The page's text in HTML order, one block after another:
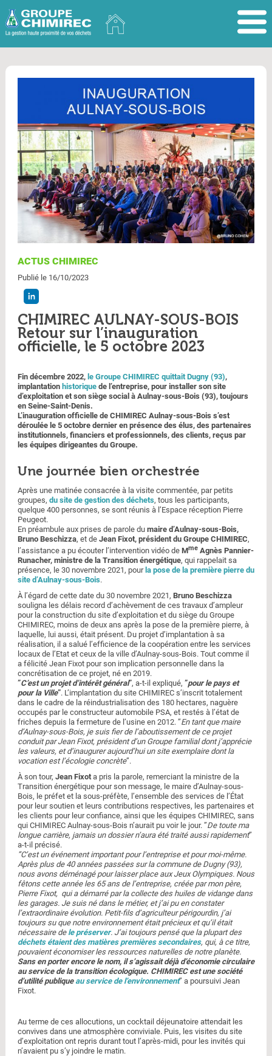
ACTUS CHIMIREC
Publié le 16/10/2023
CHIMIREC AULNAY-SOUS-BOIS
Retour sur l’inauguration
officielle, le 5 octobre 2023
Fin décembre 2022, le Groupe CHIMIREC quittait Dugny (93),
implantation historiquede l’entreprise, pour installer son site
d’exploitation et son siège social à Aulnay-sous-Bois (93), toujours
en Seine-Saint-Denis.
L’inauguration officielle de CHIMIREC Aulnay-sous-Bois s’est
déroulée le 5 octobre dernier en présence des élus, des partenaires
institutionnels, financiers et professionnels, des clients, reçus par
les équipes dirigeantes du Groupe.
Une journée bien orchestrée
Après une matinée consacrée à la visite commentée, par petits
groupes, du site de gestion des déchets, tous les participants,
quelque 400 personnes, se sont réunis à l’Espace réception Pierre
Peugeot.
En préambule aux prises de parole du maire d’Aulnay-sous-Bois,
Bruno Beschizza, et de Jean Fixot, président du Groupe CHIMIREC,
l’assistance a pu écouter l’intervention vidéo de MmeAgnès Pannier-
Runacher, ministre de la Transition énergétique, qui rappelait sa
présence, le 30 novembre 2021, pour la pose de la première pierre du
site d’Aulnay-sous-Bois.
À l’égard de cette date du 30 novembre 2021, Bruno Beschizza
souligna les délais record d’achèvement de ces travaux d’ampleur
pour la construction du site d’exploitation et du siège du Groupe
CHIMIREC, moins de deux ans après la pose de la première pierre, à
laquelle, lui aussi, était présent. Du projet d’implantation à sa
réalisation, il a salué l’efficience de la coopération entre les services
locaux de l’Etat et ceux de la ville d’Aulnay-sous-Bois. Tout comme il
a félicité Jean Fixot pour son implication personnelle dans la
concrétisation de ce projet, né en 2019.
”C’est un projet d’intérêt général”, a-t-il expliqué, ”pour le pays et
pour la Ville”. L’implantation du site CHIMIREC s’inscrit totalement
dans le cadre de la réindustrialisation des 180 hectares, naguère
occupés par le constructeur automobile PSA, et restés à l’état de
friches depuis la fermeture de l’usine en 2012. ”En tant que maire
d’Aulnay-sous-Bois, je suis fier de l’aboutissement de ce projet
conduit par Jean Fixot, président d’un Groupe familial dont j’apprécie
les valeurs, et d’inaugurer aujourd’hui un site exemplaire dont la
vocation est l’écologie concrète”.
À son tour, Jean Fixota pris la parole, remerciant la ministre de la
Transition énergétique pour son message, le maire d’Aulnay-sous-
Bois, le préfet et la sous-préfète, l’ensemble des services de l’État
pour leur soutien et leurs contributions respectives, les partenaires et
les clients pour leur confiance, ainsi que les équipes CHIMIREC, sans
qui CHIMIREC Aulnay-sous-Bois n’aurait pu voir le jour. ”De toute ma
longue carrière, jamais un dossier n’aura été traité aussi rapidement”
a-t-il précisé.
”C’est un événement important pour l’entreprise et pour moi-même.
Après plus de 40 années passées sur la commune de Dugny (93),
nous avons déménagé pour laisser place aux Jeux Olympiques. Nous
fêtons cette année les 65 ans de l’entreprise, créée par mon père,
Pierre Fixot, qui a démarré par la collecte des huiles de vidange dans
les garages. Je suis né dans le métier, et j’ai pu en constater
l’extraordinaire évolution. Petit-fils d’agriculteur périgourdin, j’ai
toujours su que notre environnement était précieux et qu’il était
nécessaire de le préserver. J’ai toujours pensé que la plupart des
déchets étaient des matières premières secondaires, qui, à ce titre,
pouvaient économiser les ressources naturelles de notre planète.
Sans en porter encore le nom, il s’agissait déjà d’économie circulaire
au service de la transition écologique. CHIMIREC est une société
d’utilité publique au service de l’environnement” a poursuivi Jean
Fixot.
Au terme de ces allocutions, un cocktail déjeunatoire attendait les
convives dans une atmosphère conviviale. Puis, les visites du site
d’exploitation ont repris durant tout l’après-midi, pour les invités qui
n’avaient pu s’y joindre le matin.